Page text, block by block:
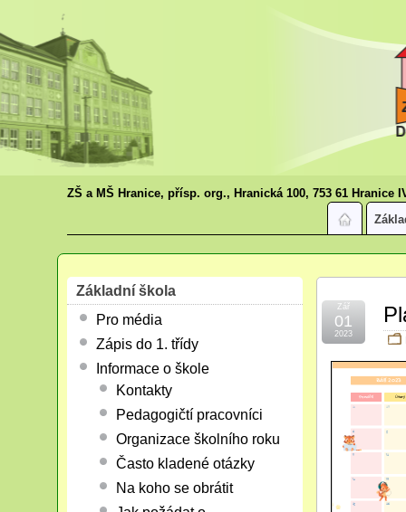
ZŠ a MŠ Hranice, přísp. org., Hranická 100, 753 61 Hranice
Zář
01
2023
Základní škola
Pro média
Zápis do 1. třídy
Informace o škole
Kontakty
Pedagogičtí pracovníci
Organizace školního roku
Často kladené otázky
Na koho se obrátit